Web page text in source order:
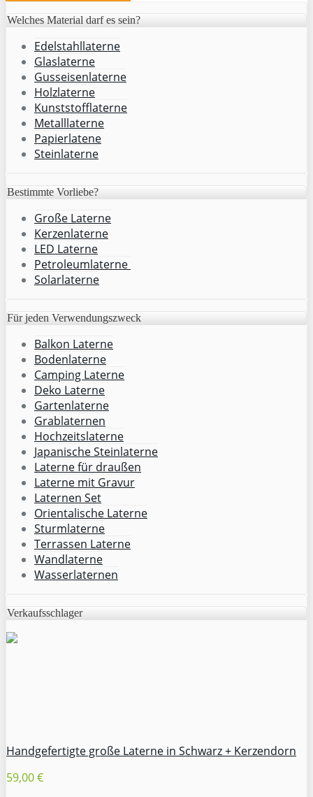
Welches Material darf es sein?
Edelstahllaterne
Glaslaterne
Gusseisenlaterne
Holzlaterne
Kunststofflaterne
Metalllaterne
Papierlatene
Steinlaterne
Bestimmte Vorliebe?
Große Laterne
Kerzenlaterne
LED Laterne
Petroleumlaterne
Solarlaterne
Für jeden Verwendungszweck
Balkon Laterne
Bodenlaterne
Camping Laterne
Deko Laterne
Gartenlaterne
Grablaternen
Hochzeitslaterne
Japanische Steinlaterne
Laterne für draußen
Laterne mit Gravur
Laternen Set
Orientalische Laterne
Sturmlaterne
Terrassen Laterne
Wandlaterne
Wasserlaternen
Verkaufsschlager
Handgefertigte große Laterne in Schwarz + Kerzendorn
59,00 €